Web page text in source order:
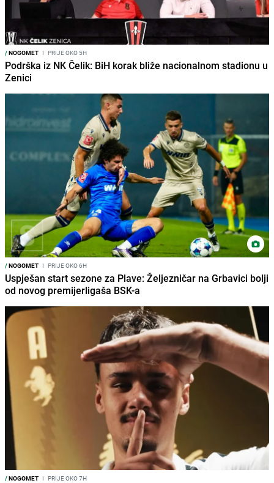
/NOGOMET I PRIJE OKO 5H
Podrška iz NK Čelik: BiH korak bliže nacionalnom stadionu u
Zenici
/NOGOMET I PRIJE OKO 6H
Uspješan start sezone za Plave: Željezničar na Grbavici bolji
od novog premijerligaša BSK-a
/NOGOMET I PRIJE OKO 7H